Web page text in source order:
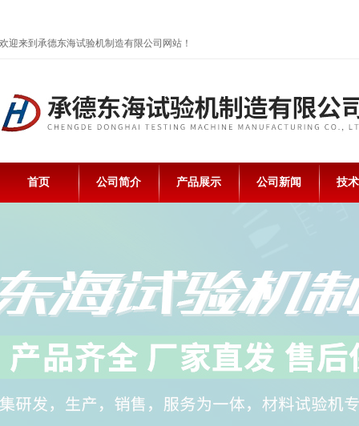
欢迎来到承德东海试验机制造有限公司网站！
首页 公司简介 产品展示 公司新闻 技